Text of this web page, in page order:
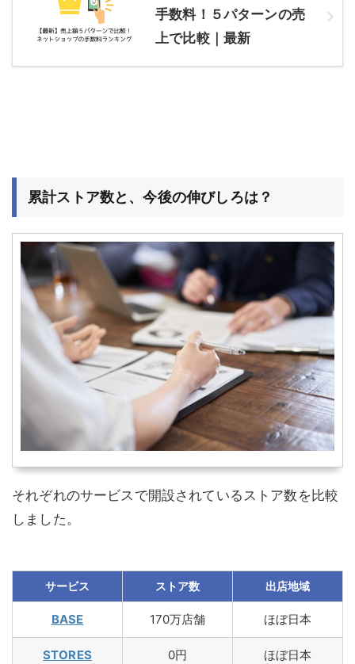
手数料！５パターンの売
上で比較｜最新
累計ストア数と、今後の伸びしろは？
それぞれのサービスで開設されているストア数を比較
しました。
サービス ストア数 出店地域
BASE 170万店舗 ほぼ日本
STORES 0円 ほぼ日本